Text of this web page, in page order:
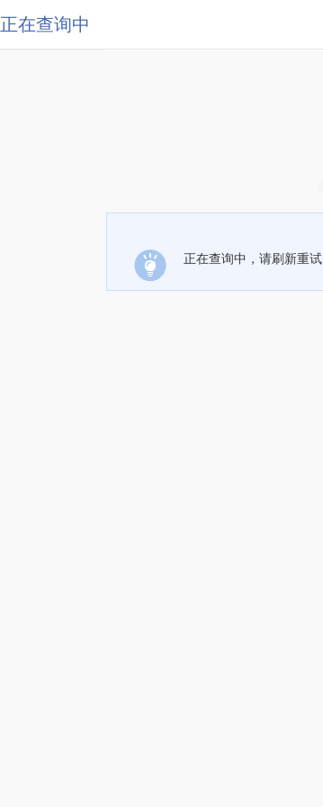
正在查询中
正在查询中，请刷新重试